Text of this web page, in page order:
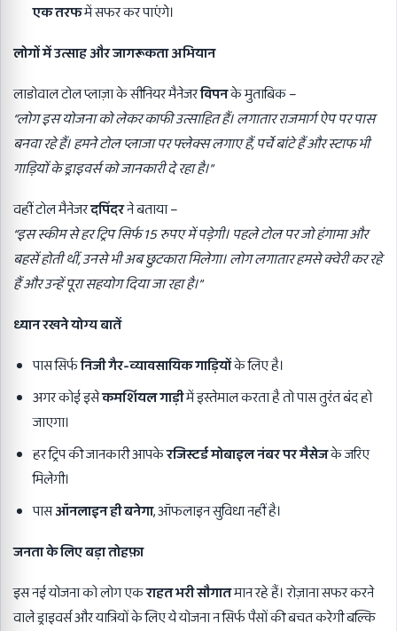
एक तरफमें सफर कर पाएंगे।
लोगों में उत्साह और जागरूकता अभियान
लाडोवाल टोल प्लाज़ा के सीनियर मैनेजरविपनके मुताबिक –
“लोग इस योजना को लेकर काफी उत्साहित हैं। लगातार राजमार्ग ऐप पर पास
बनवा रहे हैं। हमने टोल प्लाजा पर फ्लेक्स लगाए हैं,पर्चे बांटे हैं और स्टाफ भी
गाड़ियों के ड्राइवर्स को जानकारी दे रहा है।”
वहीं टोल मैनेजरदपिंदरने बताया –
“इस स्कीम से हर ट्रिप सिर्फ15रुपए में पड़ेगी। पहले टोल पर जो हंगामा और
बहसें होती थीं,उनसे भी अब छुटकारा मिलेगा। लोग लगातार हमसे क्वेरी कर रहे
हैं और उन्हें पूरा सहयोग दिया जा रहा है।”
ध्यान रखने योग्य बातें
पास सिर्फनिजी गैर-व्यावसायिक गाड़ियोंके लिए है।
अगर कोई इसेकमर्शियल गाड़ीमें इस्तेमाल करता है तो पास तुरंत बंद हो
जाएगा।
हर ट्रिप की जानकारी आपकेरजिस्टर्ड मोबाइल नंबर पर मैसेजके जरिए
मिलेगी।
पासऑनलाइन ही बनेगा, ऑफलाइन सुविधा नहीं है।
जनता के लिए बड़ा तोहफ़ा
इस नई योजना को लोग एकराहत भरी सौगातमान रहे हैं। रोज़ाना सफर करने
वाले ड्राइवर्स और यात्रियों के लिए ये योजना न सिर्फ पैसों की बचत करेगी बल्कि